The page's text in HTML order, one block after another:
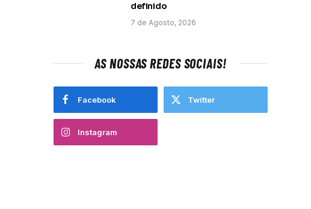
definido
7 de Agosto, 2026
AS NOSSAS REDES SOCIAIS!
Facebook Twitter
Instagram